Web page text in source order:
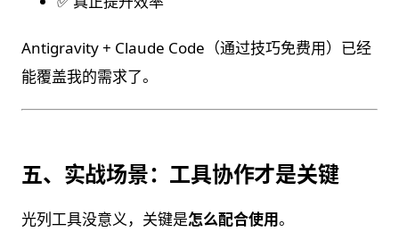
Antigravity + Claude Code（通过技巧免费用）已经
能覆盖我的需求了。
五、实战场景：工具协作才是关键
光列工具没意义，关键是怎么配合使用。